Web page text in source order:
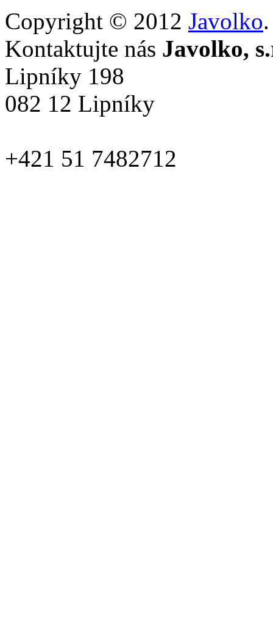
Copyright © 2012 Javolko
Kontaktujte nás Javolko,
Lipníky 198
082 12 Lipníky
+421 51 7482712